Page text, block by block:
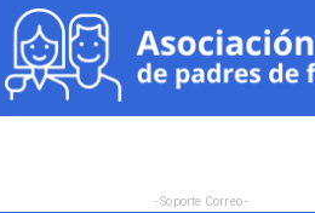
- Soporte Correo -